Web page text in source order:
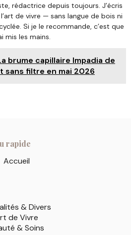
rédactrice depuis toujours. J’écris
de vivre — sans langue de bois ni
Si je le recommande, c’est que
mis les mains.
brume capillaire Impadia de
sans filtre en mai 2026
rapide
Accueil
& Divers
de Vivre
& Soins